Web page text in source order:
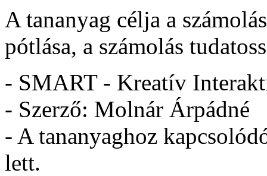
A tananyag célja a
pótlása, a számolás
- SMART - Kreatív
- Szerző: Molnár Árpádné
- A tananyaghoz
lett.